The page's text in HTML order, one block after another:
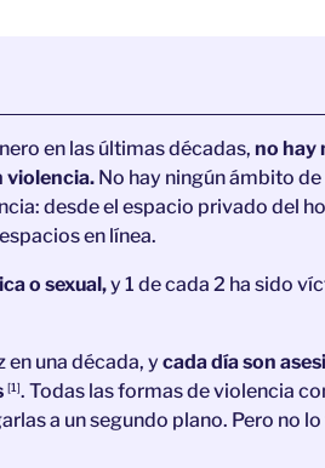
en las últimas décadas, no hay
violencia. No hay ningún ámbito de
desde el espacio privado del
en línea.
o sexual,y 1 de cada 2 ha sido
una década, y cada día son
[1]. Todas las formas de violencia
a un segundo plano. Pero no